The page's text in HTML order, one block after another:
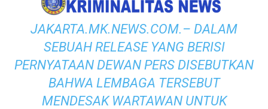
JAKARTA.MK.NEWS.COM.– DALAM
SEBUAH RELEASE YANG BERISI
PERNYATAAN DEWAN PERS DISEBUTKAN
BAHWA LEMBAGA TERSEBUT
MENDESAK WARTAWAN UNTUK